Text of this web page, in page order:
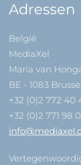
Adressen
België
MediaXel
Maria van
BE - 1083
+32 (0)2 772 40
+32 (0)2 771 98